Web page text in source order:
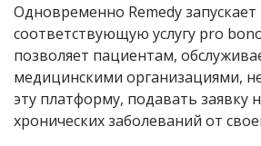
Одновременно Remedy запускает
соответствующую услугу pro
позволяет пациентам,
медицинскими организациями,
эту платформу, подавать заявку
хронических заболеваний от